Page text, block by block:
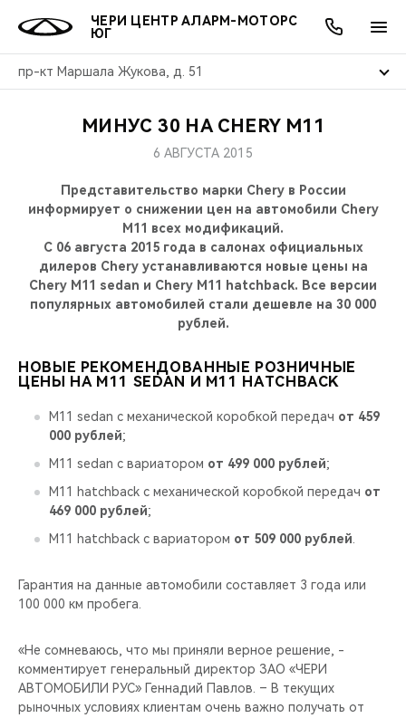
ЧЕРИ ЦЕНТР АЛАРМ-МОТОРС
ЮГ
пр-кт Маршала Жукова, д. 51
МОДЕЛИ
СЕДАНЫ
ПОКУПАТЕЛЯМ
КРЕДИТ И СТРАХОВАНИЕ
ВЛАДЕЛЬЦАМ
ЗАПЧАСТИ И АКСЕССУАРЫ
ПОДДЕРЖКА
CHERY CONNECT
МИР CHERY
CHERY В СОЦСЕТЯХ
ЛЮДИ CHERY
БЛАГОТВОРИТЕЛЬНОСТЬ
НАШИ МЕРОПРИЯТИЯ
ВИДЕООБЗОРЫ
CHERY ДЛЯ ДЕТЕЙ
АКЦИИ
ОНЛАЙН СЕРВИСЫ
О КОМПАНИИ
МИНУС 30 НА CHERY M11
6 АВГУСТА 2015
Представительство марки Chery в России
информирует о снижении цен на автомобили Chery
M11 всех модификаций.
С 06 августа 2015 года в салонах официальных
дилеров Chery устанавливаются новые цены на
Chery M11 sedan и Chery M11 hatchback. Все версии
популярных автомобилей стали дешевле на 30 000
рублей.
НОВЫЕ РЕКОМЕНДОВАННЫЕ РОЗНИЧНЫЕ
ЦЕНЫ НА M11 SEDAN И M11 HATCHBACK
M11 sedan с механической коробкой передач от 459
000 рублей;
M11 sedan с вариатором от 499 000 рублей;
M11 hatchback с механической коробкой передач от
469 000 рублей;
M11 hatchback с вариатором от 509 000 рублей
Гарантия на данные автомобили составляет 3 года или
100 000 км пробега.
«Не сомневаюсь, что мы приняли верное решение, -
комментирует генеральный директор ЗАО «ЧЕРИ
АВТОМОБИЛИ РУС» Геннадий Павлов. – В текущих
рыночных условиях клиентам очень важно получать от